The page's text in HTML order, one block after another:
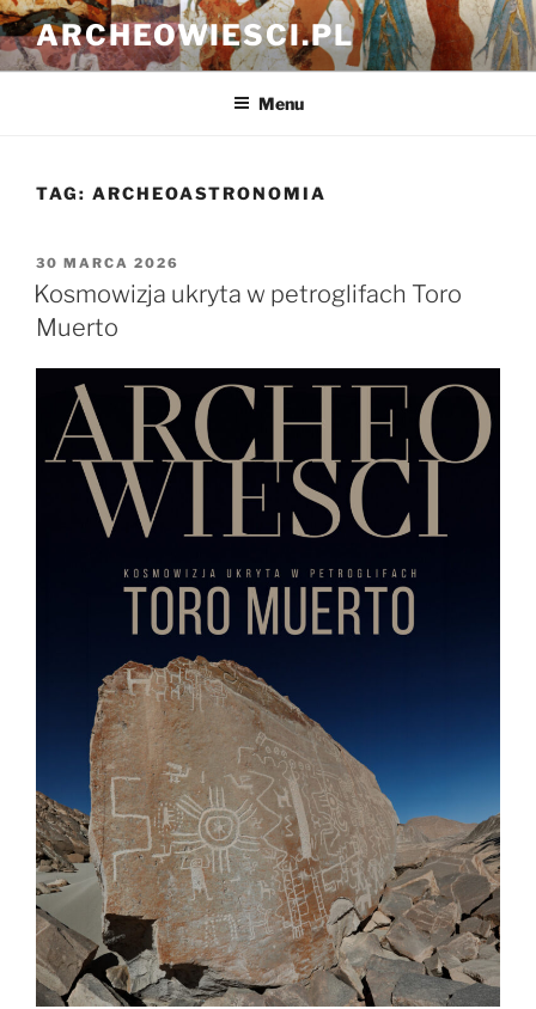
Przejdź
do
treści
ARCHEOWIESCI.PL
Menu
TAG: ARCHEOASTRONOMIA
OPUBLIKOWANE
W
30 MARCA 2026
Kosmowizja ukryta w petroglifach Toro
Muerto